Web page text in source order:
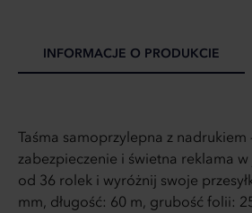
INFORMACJE O PRODUKCIE
Taśma samoprzylepna z nadrukiem
zabezpieczenie i świetna reklama
od 36 rolek i wyróżnij swoje
mm, długość: 60 m, grubość folii: